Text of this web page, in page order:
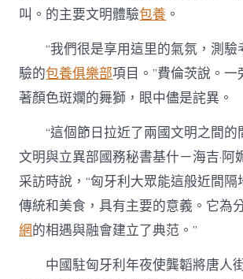
叫。的主要文明體驗包養 。
“我們很是享用這里的氣氛，測驗
驗的包養俱樂部項目。”費倫茨說。
著顏色斑斕的舞獅，眼中儘是詫異。
“這個節日拉近了兩國文明之間的
文明與立異部國務秘書基什－海吉·阿
采訪時說，“匈牙利大眾能這般近間隔
傳統和美食，具有主要的意義。它為
網的相遇與融會建立了典范。”
中國駐匈牙利年夜使龔韜將唐人